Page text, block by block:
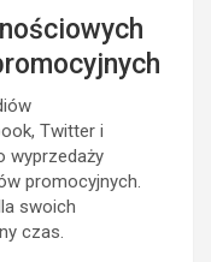
Twitter i
wyprzedaży
promocyjnych.
swoich
czas.